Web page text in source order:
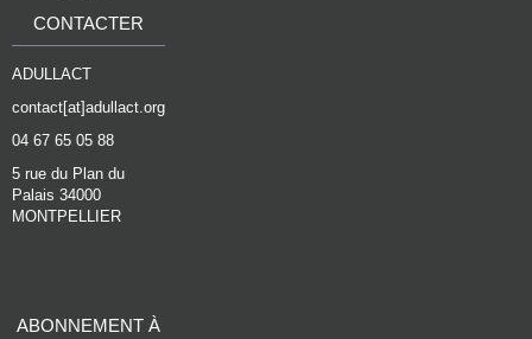
CONTACTER
ADULLACT
contact[at]adullact.org
04 67 65 05 88
5 rue du Plan du
Palais 34000
MONTPELLIER
ABONNEMENT À